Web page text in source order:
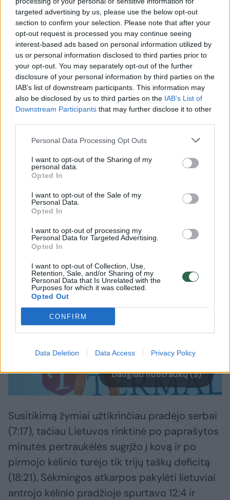
targeted advertising by us, please use the below opt-out
section to confirm your selection. Please note that after your
opt-out request is processed you may continue seeing
interest-based ads based on personal information utilized by
us or personal information disclosed to third parties prior to
your opt-out. You may separately opt-out of the further
disclosure of your personal information by third parties on the
IAB’s list of downstream participants. This information may
also be disclosed by us to third parties on the IAB’s List of
Downstream Participants that may further disclose it to other
Personal Data Processing Opt Outs
I want to opt-out of the Sharing of my
personal data.
Opted In
I want to opt-out of the Sale of my
Personal Data.
Opted In
I want to opt-out of processing my
Personal Data for Targeted Advertising.
Opted In
I want to opt-out of Collection, Use,
Retention, Sale, and/or Sharing of my
Personal Data that Is Unrelated with the
Purposes for which it was collected.
Opted Out
CONFIRM
Data Deletion Data Access Privacy Policy
Sportas Krepšinis
Šaro sūnėno vedami Lietuvos 16-
mečiai užtikrinta pergale pradėjo
Europos čempionatą
2026 m. rugpjūčio 7 d. 19:24
prasidėjo Europos vaikinų iki 16 metų
čempionatas, o jame pirmąją pergalę
iškovojo Lietuvos rinktinė. Dovydo
Petraičio auklėtiniai užtikrintai 95:79
(18:21, 29:19, 23:19, 25:20) nugalėjo Serbiją
ir įsirašė pirmąją pergalę.
Daugiau nuotraukų (3)
Susitikimą žymiai užtikrinčiau pradėjo serbai
(7:17), tačiau Lietuvos rinktinė po paprašytos
minutės pertraukėlės sugrįžo į kovą ir po
pirmojo kėlinio turėjo tik trijų taškų deficitą
(18:21). Sėkmingos atkarpos pakylėti lietuviai
antrojo kėlinio pradžioje spurtavo 12:4 ir